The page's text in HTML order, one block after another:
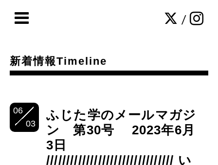
/
新着情報Timeline
06
03
ふじた学のメールマガジ
ン 第30号 2023年6月
3日
//////////////////////////////// い